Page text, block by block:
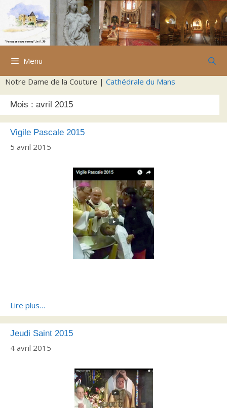
Aller
contenu
Menu
Notre Dame de la Couture | Cathédrale du Mans
Mois : avril 2015
Vigile Pascale 2015
5 avril 2015
Lire plus…
Jeudi Saint 2015
4 avril 2015